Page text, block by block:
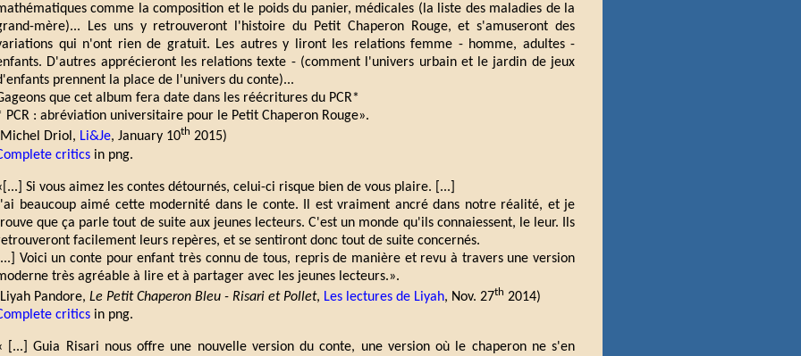
comme la composition et le poids du panier, médicales (la liste des maladies de la
mère)... Les uns y retrouveront l'histoire du Petit Chaperon Rouge, et s'amuseront des
qui n'ont rien de gratuit. Les autres y liront les relations femme - homme, adultes -
D'autres apprécieront les relations texte - (comment l'univers urbain et le jardin de jeux
prennent la place de l'univers du conte)...
que cet album fera date dans les réécritures du PCR*
PCR : abréviation universitaire pour le Petit Chaperon Rouge».
Driol, Li&Je, January 10th 2015)
critics in png.
Si vous aimez les contes détournés, celui-ci risque bien de vous plaire. [...]
beaucoup aimé cette modernité dans le conte. Il est vraiment ancré dans notre réalité, et je
que ça parle tout de suite aux jeunes lecteurs. C'est un monde qu'ils connaiessent, le leur. Ils
facilement leurs repères, et se sentiront donc tout de suite concernés.
Voici un conte pour enfant très connu de tous, repris de manière et revu à travers une version
très agréable à lire et à partager avec les jeunes lecteurs.».
Pandore, Le Petit Chaperon Bleu - Risari et Pollet, Les lectures de Liyah, Nov. 27th 2014)
critics in png.
[...] Guia Risari nous offre une nouvelle version du conte, une version où le chaperon ne s'en